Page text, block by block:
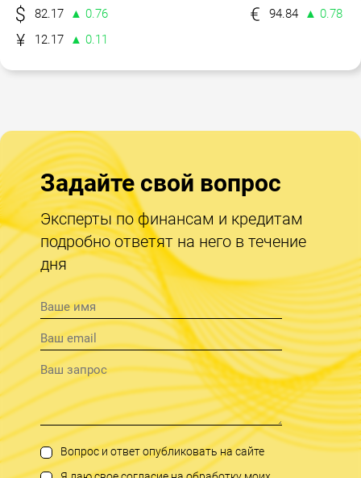
82.17 ▲ 0.76 94.84
▲ 0.78
12.17
▲ 0.11
Задайте свой вопрос
Эксперты по финансам и кредитам
подробно ответят на него в течение
дня
Вопрос и ответ опубликовать на сайте